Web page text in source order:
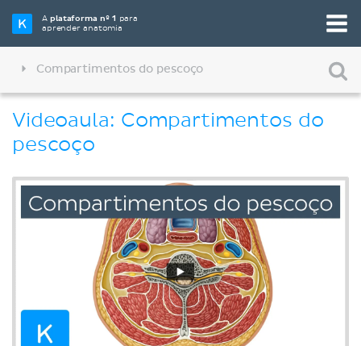
Aplataforma nº 1 para
aprender anatomia
Compartimentos do pescoço
Videoaula: Compartimentos do
pescoço